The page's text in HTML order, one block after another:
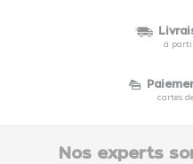
à
cartes
Nos experts